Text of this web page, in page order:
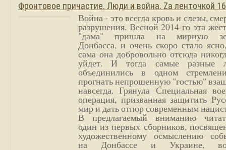
Фронтовое причастие. Люди и война. Zа ленточкой
Война - это всегда кровь и слезы,
разрушения. Весной 2014-го эта
"дама" пришла на мирную
Донбасса, и очень скоро стало
сама она добровольно отсюда
уйдет. И тогда самые разные
объединились в одном
прогнать непрошенную "гостью"
навсегда. Грянула Специальная
операция, призванная защитить
мир и дать отпор современным
В предлагаемый вниманию
один из первых сборников,
художественному осмыслению
на Донбассе и Украине,